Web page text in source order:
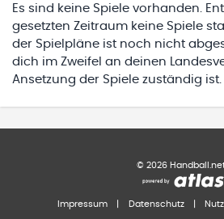
Es sind keine Spiele vorhanden.
gesetzten Zeitraum keine Spiele
der Spielpläne ist noch nicht
dich im Zweifel an deinen
Ansetzung der Spiele zuständig ist.
© 2026
Impressum Datenschutz